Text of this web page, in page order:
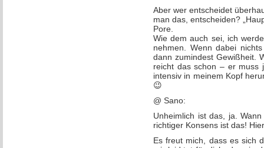
Aber wer entscheidet
man das, entscheiden?
Pore.
Wie dem auch sei, ich
nehmen. Wenn dabei
dann zumindest Gewißheit.
reicht das schon – er muss
intensiv in meinem Kopf
😉
@ Sano:
Unheimlich ist das, ja.
richtiger Konsens ist das!
Es freut mich, dass es sich